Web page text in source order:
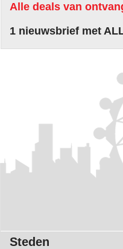
Alle deals van
1 nieuwsbrief met
Steden